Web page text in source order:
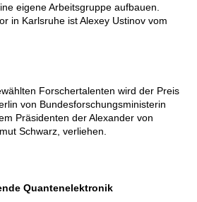
eigene Arbeitsgruppe aufbauen.
in Karlsruhe ist Alexey Ustinov vom
Forschertalenten wird der Preis
von Bundesforschungsministerin
Präsidenten der Alexander von
Schwarz, verliehen.
Quantenelektronik